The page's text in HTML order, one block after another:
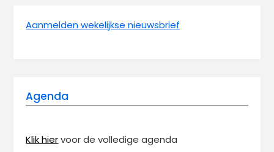
Aanmelden wekelijkse nieuwsbrief
Agenda
Klik hiervoor de volledige agenda